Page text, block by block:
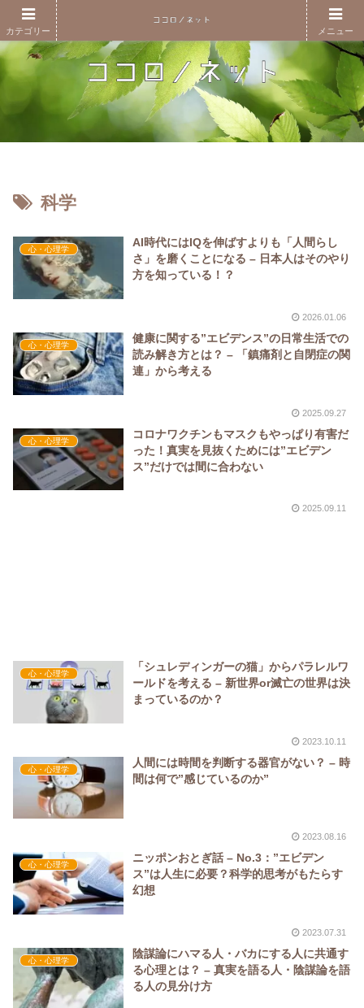
科学
心・心理学
AI時代にはIQを伸ばすよりも「人間らし
さ」を磨くことになる – 日本人はそのやり
方を知っている！？
2026.01.06
心・心理学
健康に関する”エビデンス”の日常生活での
読み解き方とは？ – 「鎮痛剤と自閉症の関
連」から考える
2025.09.27
心・心理学
コロナワクチンもマスクもやっぱり有害だ
った！真実を見抜くためには”エビデン
ス”だけでは間に合わない
2025.09.11
心・心理学
「シュレディンガーの猫」からパラレルワ
ールドを考える – 新世界or滅亡の世界は決
まっているのか？
2023.10.11
心・心理学
人間には時間を判断する器官がない？ – 時
間は何で”感じているのか”
2023.08.16
心・心理学
ニッポンおとぎ話 – No.3：”エビデン
ス”は人生に必要？科学的思考がもたらす
幻想
2023.07.31
心・心理学
陰謀論にハマる人・バカにする人に共通す
る心理とは？ – 真実を語る人・陰謀論を語
る人の見分け方
カテゴリー メニュー